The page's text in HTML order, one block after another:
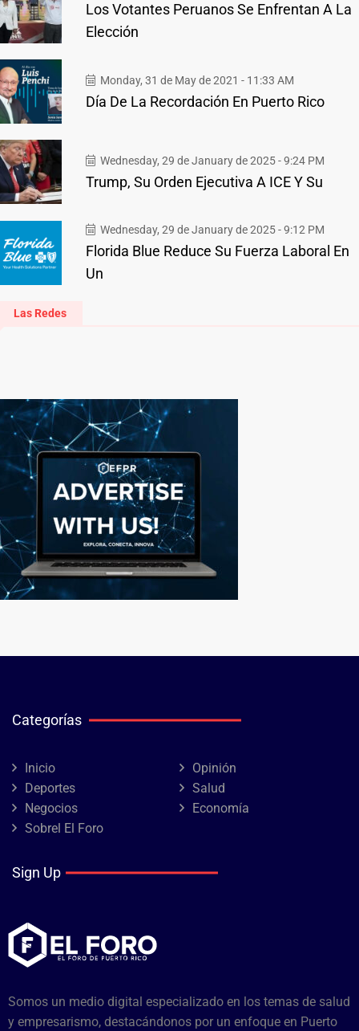
Los Votantes Peruanos Se Enfrentan A La
Elección
Monday, 31 de May de 2021 - 11:33 AM
Día De La Recordación En Puerto Rico
Wednesday, 29 de January de 2025 - 9:24 PM
Trump, Su Orden Ejecutiva A ICE Y Su
Wednesday, 29 de January de 2025 - 9:12 PM
Florida Blue Reduce Su Fuerza Laboral En
Un
Las Redes
Categorías
Inicio
Opinión
Deportes
Salud
Negocios
Economía
Sobrel El Foro
Sign Up
Somos un medio digital especializado en los temas de salud
y empresarismo, destacándonos por un enfoque en Puerto